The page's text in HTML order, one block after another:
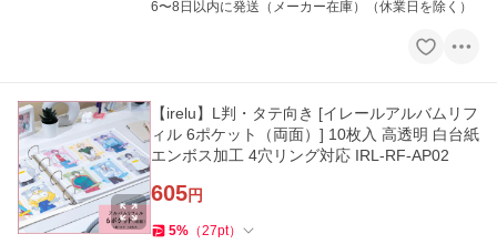
6〜8日以内に発送（メーカー在庫）（休業日を除く）
【irelu】L判・タテ向き [イレールアルバムリフ
ィル 6ポケット（両面）] 10枚入 高透明 白台紙
エンボス加工 4穴リング対応 IRL-RF-AP02
605円
5% （27pt）